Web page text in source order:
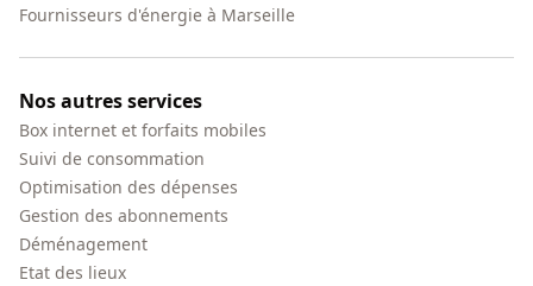
Fournisseurs d'énergie à Marseille
Nos autres services
Box internet et forfaits mobiles
Suivi de consommation
Optimisation des dépenses
Gestion des abonnements
Déménagement
Etat des lieux